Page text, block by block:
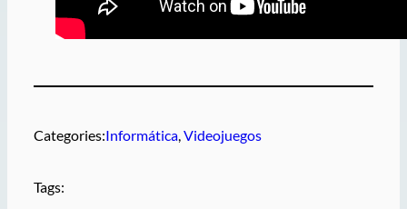
Categories:Informática, Videojuegos
Tags: